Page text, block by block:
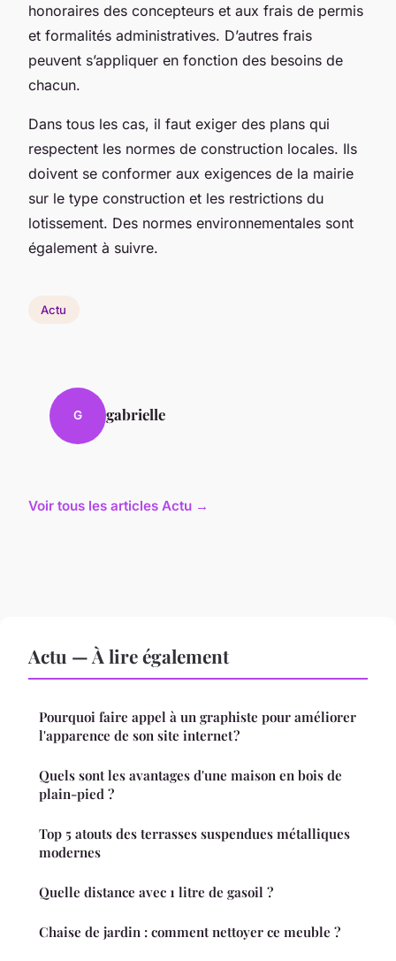
honoraires des concepteurs et aux frais de permis
et formalités administratives. D’autres frais
peuvent s’appliquer en fonction des besoins de
chacun.
Dans tous les cas, il faut exiger des plans qui
respectent les normes de construction locales. Ils
doivent se conformer aux exigences de la mairie
sur le type construction et les restrictions du
lotissement. Des normes environnementales sont
également à suivre.
Actu
G gabrielle
Voir tous les articles Actu →
Actu — À lire également
Pourquoi faire appel à un graphiste pour améliorer
l'apparence de son site internet ?
Quels sont les avantages d'une maison en bois de
plain-pied ?
Top 5 atouts des terrasses suspendues métalliques
modernes
Quelle distance avec 1 litre de gasoil ?
Chaise de jardin : comment nettoyer ce meuble ?